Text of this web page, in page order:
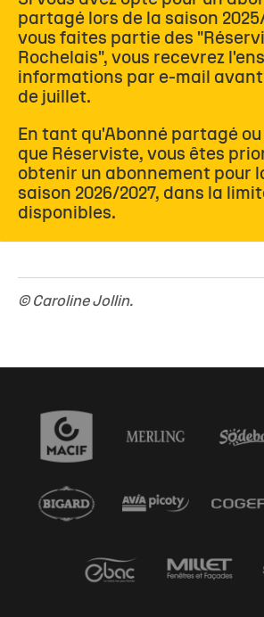
partagé lors de la saison
vous faites partie des
Rochelais", vous recevrez
informations par e-mail avant
de juillet.
En tant qu'Abonné partagé ou
que Réserviste, vous êtes
obtenir un abonnement pour
saison 2026/2027, dans la
disponibles.
© Caroline Jollin.